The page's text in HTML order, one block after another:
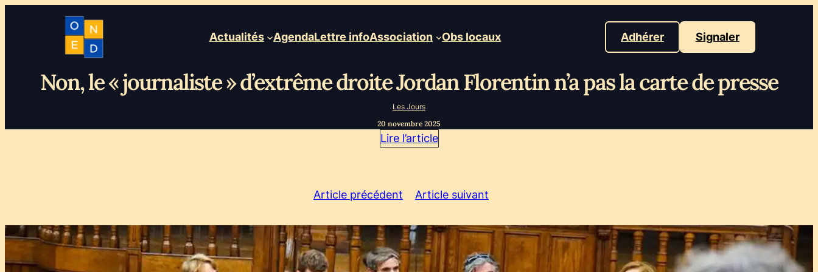
Actualités AgendaLettre infoAssociation Obs locaux Adhérer Signaler
Non, le « journaliste » d’extrême droite Jordan Florentin n’a pas la carte de presse
Les Jours
20 novembre 2025
Lire l’article
Article précédent Article suivant